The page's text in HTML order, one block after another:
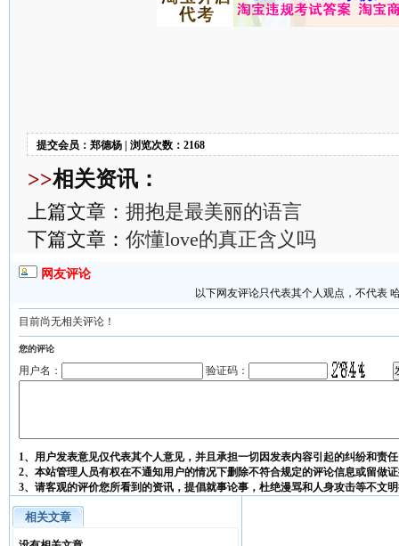
提交会员：郑德杨 | 浏览次数：2168
>>相关资讯：
上篇文章： 拥抱是最美丽的语言
下篇文章： 你懂love的真正含义吗
网友评论
以下网友评论只代表其个人观点，不代表
目前尚无相关评论！
您的评论
用户名： 验证码：
1、用户发表意见仅代表其个人意见，并且承担一切因发表内容引起的纠纷和责
2、本站管理人员有权在不通知用户的情况下删除不符合规定的评论信息或留做
3、请客观的评价您所看到的资讯，提倡就事论事，杜绝漫骂和人身攻击等不文
相关文章